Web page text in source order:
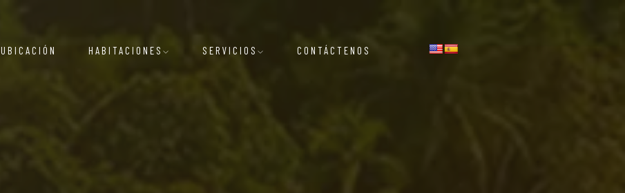
UBICACIÓN HABITACIONES SERVICIOS CONTÁCTENOS